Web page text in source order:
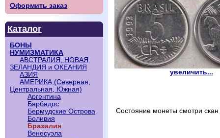
Оформить заказ
Каталог
БОНЫ
НУМИЗМАТИКА
АВСТРАЛИЯ, НОВАЯ
ЗЕЛАНДИЯ и ОКЕАНИЯ
АЗИЯ
АМЕРИКА (Северная,
Центральная, Южная)
Аргентина
Барбадос
Бермудские Острова
Боливия
Бразилия
Венесуэла
увеличить...
Состояние монеты смотри скан